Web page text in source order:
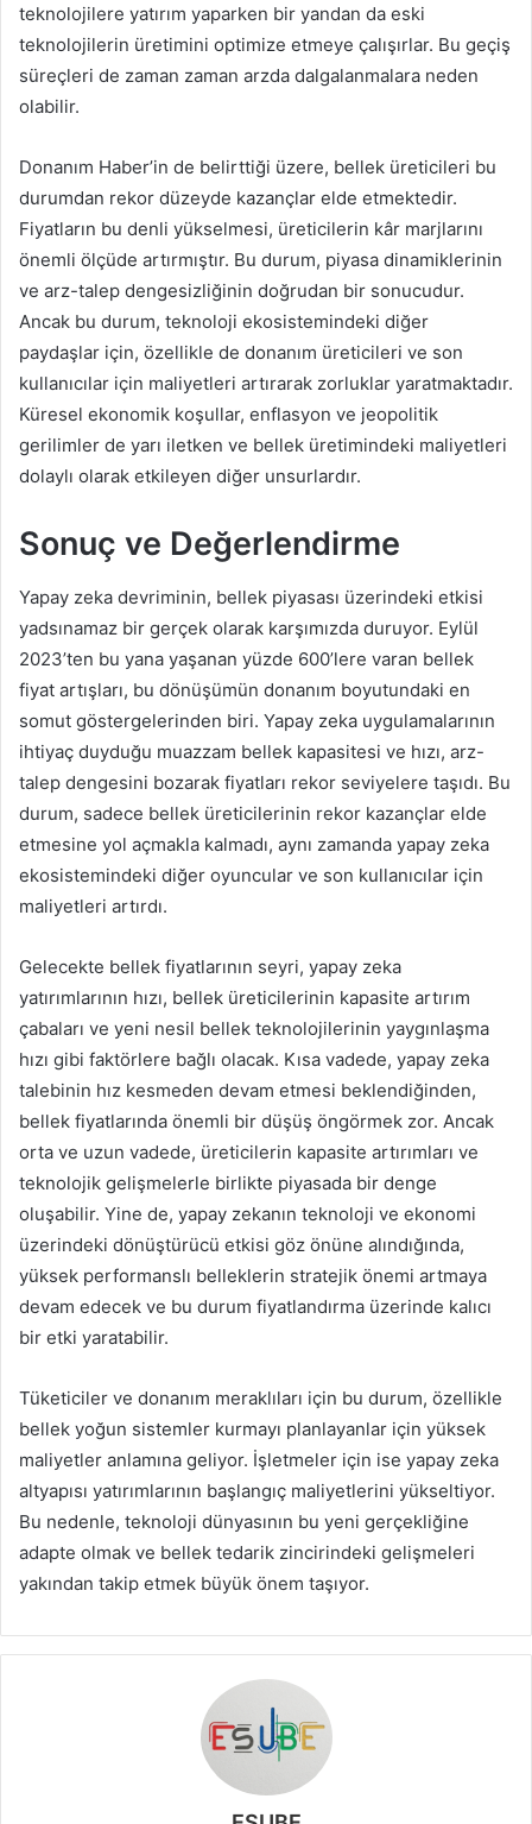
teknolojilere yatırım yaparken bir yandan da eski
teknolojilerin üretimini optimize etmeye çalışırlar. Bu geçiş
süreçleri de zaman zaman arzda dalgalanmalara neden
olabilir.
Donanım Haber’in de belirttiği üzere, bellek üreticileri bu
durumdan rekor düzeyde kazançlar elde etmektedir.
Fiyatların bu denli yükselmesi, üreticilerin kâr marjlarını
önemli ölçüde artırmıştır. Bu durum, piyasa dinamiklerinin
ve arz-talep dengesizliğinin doğrudan bir sonucudur.
Ancak bu durum, teknoloji ekosistemindeki diğer
paydaşlar için, özellikle de donanım üreticileri ve son
kullanıcılar için maliyetleri artırarak zorluklar yaratmaktadır.
Küresel ekonomik koşullar, enflasyon ve jeopolitik
gerilimler de yarı iletken ve bellek üretimindeki maliyetleri
dolaylı olarak etkileyen diğer unsurlardır.
Sonuç ve Değerlendirme
Yapay zeka devriminin, bellek piyasası üzerindeki etkisi
yadsınamaz bir gerçek olarak karşımızda duruyor. Eylül
2023’ten bu yana yaşanan yüzde 600’lere varan bellek
fiyat artışları, bu dönüşümün donanım boyutundaki en
somut göstergelerinden biri. Yapay zeka uygulamalarının
ihtiyaç duyduğu muazzam bellek kapasitesi ve hızı, arz-
talep dengesini bozarak fiyatları rekor seviyelere taşıdı. Bu
durum, sadece bellek üreticilerinin rekor kazançlar elde
etmesine yol açmakla kalmadı, aynı zamanda yapay zeka
ekosistemindeki diğer oyuncular ve son kullanıcılar için
maliyetleri artırdı.
Gelecekte bellek fiyatlarının seyri, yapay zeka
yatırımlarının hızı, bellek üreticilerinin kapasite artırım
çabaları ve yeni nesil bellek teknolojilerinin yaygınlaşma
hızı gibi faktörlere bağlı olacak. Kısa vadede, yapay zeka
talebinin hız kesmeden devam etmesi beklendiğinden,
bellek fiyatlarında önemli bir düşüş öngörmek zor. Ancak
orta ve uzun vadede, üreticilerin kapasite artırımları ve
teknolojik gelişmelerle birlikte piyasada bir denge
oluşabilir. Yine de, yapay zekanın teknoloji ve ekonomi
üzerindeki dönüştürücü etkisi göz önüne alındığında,
yüksek performanslı belleklerin stratejik önemi artmaya
devam edecek ve bu durum fiyatlandırma üzerinde kalıcı
bir etki yaratabilir.
Tüketiciler ve donanım meraklıları için bu durum, özellikle
bellek yoğun sistemler kurmayı planlayanlar için yüksek
maliyetler anlamına geliyor. İşletmeler için ise yapay zeka
altyapısı yatırımlarının başlangıç maliyetlerini yükseltiyor.
Bu nedenle, teknoloji dünyasının bu yeni gerçekliğine
adapte olmak ve bellek tedarik zincirindeki gelişmeleri
yakından takip etmek büyük önem taşıyor.